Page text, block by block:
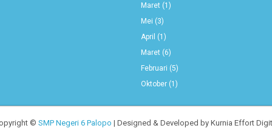
Maret (1)
Mei (3)
April (1)
Maret (6)
Februari (5)
Oktober(1)
© SMP Negeri 6 Palopo | Designed & Developed by Kurnia Effort